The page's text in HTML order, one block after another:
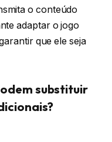
o conteúdo
adaptar o jogo
que ele seja
substituir